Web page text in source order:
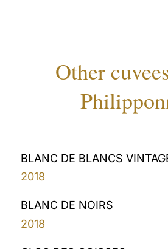
Other
BLANC DE BLANCS
2018
BLANC DE NOIRS
2018